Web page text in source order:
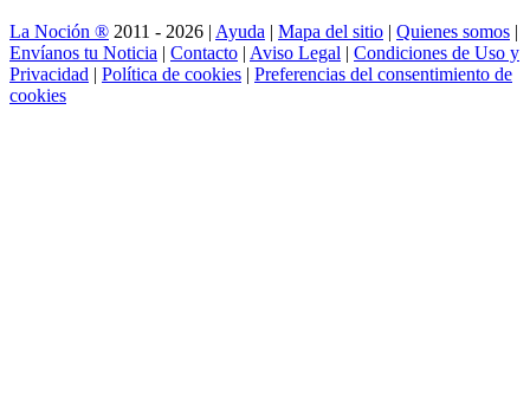
La Noción ® 2011 - 2026 | Ayuda | Mapa del sitio | Quienes somos |
Envíanos tu Noticia | Contacto | Aviso Legal | Condiciones de Uso y
Privacidad | Política de cookies | Preferencias del consentimiento de
cookies